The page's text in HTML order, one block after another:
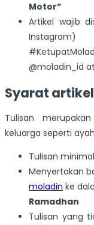
Motor”
Artikel wajib
@moladin_id
Syarat
Tulisan
keluarga seperti
Tulisan
Menyertakan
moladin ke
Ramadhan
Tulisan yang